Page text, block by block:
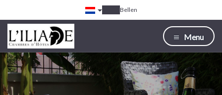
Bellen
Menu